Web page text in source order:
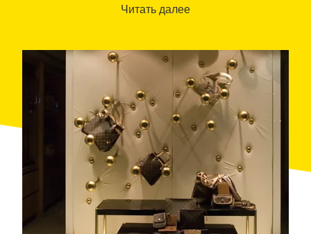
мишка с округлыми формами призван воскрешать
Читать далее